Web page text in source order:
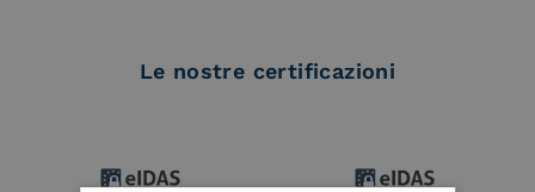
Le nostre certificazioni